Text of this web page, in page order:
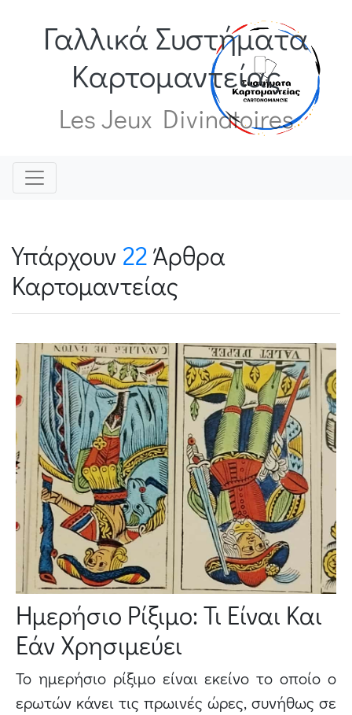
Γαλλικά Συστήματα
Καρτομαντείας
Les Jeux Divinatoires
Υπάρχουν 22Άρθρα
Καρτομαντείας
Ημερήσιο Ρίξιμο: Τι Είναι Και
Εάν Χρησιμεύει
Το ημερήσιο ρίξιμο είναι εκείνο το οποίο ο
ερωτών κάνει τις πρωινές ώρες, συνήθως σε